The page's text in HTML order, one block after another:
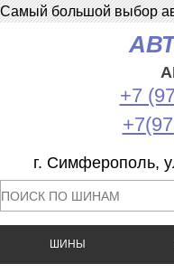
Самый большой выбор
+7
г. Симферополь,
ШИНЫ